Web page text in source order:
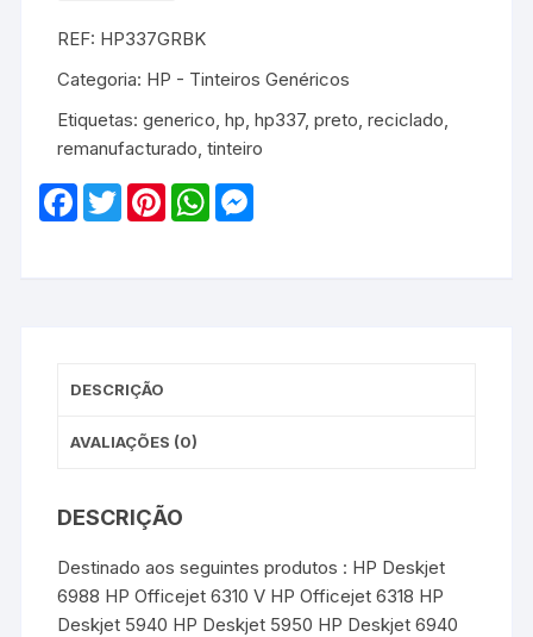
337
-
C9364EE
-
Remanufacturado
-
Preto
REF: HP337GRBK
Categoria: HP - Tinteiros Genéricos
Etiquetas:generico,hp,hp337,preto,reciclado,
remanufacturado,tinteiro
F
T
w
P
W
DESCRIÇÃO
AVALIAÇÕES (0)
DESCRIÇÃO
Destinado aos seguintes produtos : HP Deskjet
6988 HP Officejet 6310 V HP Officejet 6318 HP
Deskjet 5940 HP Deskjet 5950 HP Deskjet 6940